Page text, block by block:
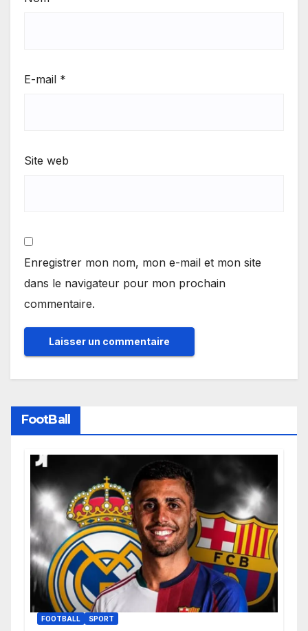
E-mail *
Site web
Enregistrer mon nom, mon e-mail et mon site
dans le navigateur pour mon prochain
commentaire.
FootBall
FOOTBALL SPORT